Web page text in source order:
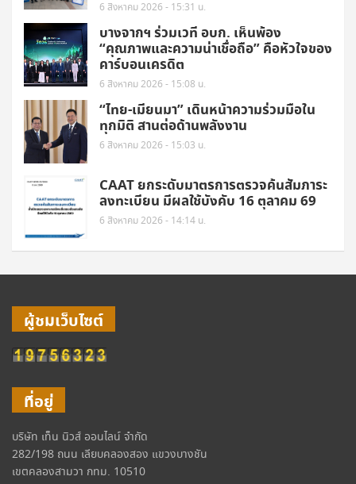
6 สิงหาคม 2026 - 15:31 น.
บางจากฯ ร่วมเวที อบก. เห็นพ้อง
“คุณภาพและความน่าเชื่อถือ” คือหัวใจของ
คาร์บอนเครดิต
6 สิงหาคม 2026 - 15:08 น.
“ไทย-เมียนมา” เดินหน้าความร่วมมือใน
ทุกมิติ สานต่อด้านพลังงาน
6 สิงหาคม 2026 - 15:03 น.
CAAT ยกระดับมาตรการตรวจค้นสัมภาระ
ลงทะเบียน มีผลใช้บังคับ 16 ตุลาคม 69
6 สิงหาคม 2026 - 14:14 น.
ผู้ชมเว็บไซต์
ที่อยู่
บริษัท เท็น นิวส์ ออนไลน์ จำกัด
282/198 ถนน เลียบคลองสอง แขวงบางชัน
เขตคลองสามวา กทม. 10510